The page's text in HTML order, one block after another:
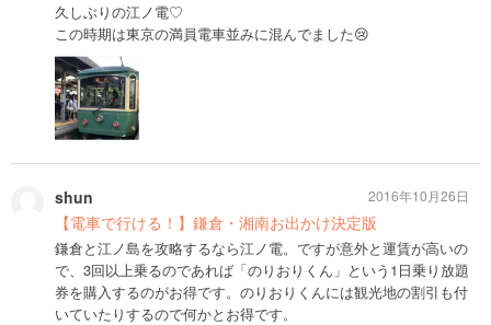
久しぶりの江ノ電♡
この時期は東京の満員電車並みに混んでました😢
shun
【電車で行ける！】鎌倉・湘南お出かけ決定版
鎌倉と江ノ島を攻略するなら江ノ電。ですが意外と運賃が高いの
で、3回以上乗るのであれば「のりおりくん」という1日乗り放題
券を購入するのがお得です。のりおりくんには観光地の割引も付
いていたりするので何かとお得です。
2016年10月26日